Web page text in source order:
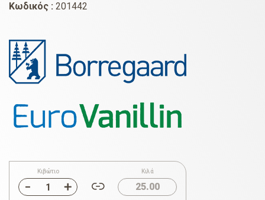
Κωδικός : 201442
Κιβώτιο Κιλά
25.00